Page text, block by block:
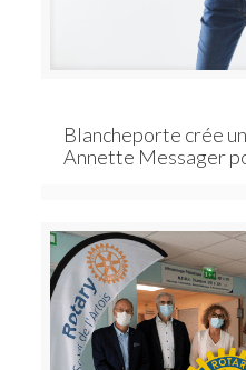
Blancheporte crée
Annette Messager